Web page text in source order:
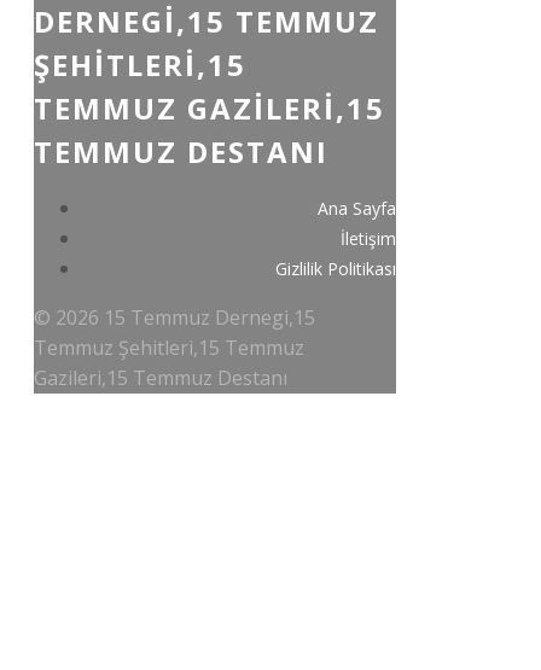
DERNEGI,15 TEMMUZ
ŞEHITLERI,15
TEMMUZ GAZILERI,15
TEMMUZ DESTANI
Ana Sayfa
İletişim
Gizlilik Politikası
© 2026 15 Temmuz Dernegi,15
Temmuz Şehitleri,15 Temmuz
Gazileri,15 Temmuz Destanı